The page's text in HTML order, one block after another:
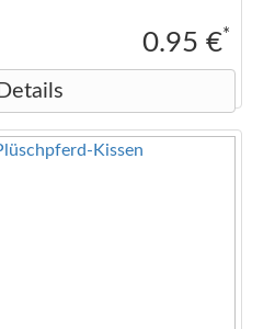
Speisesalz, Backtreibmittel:
0.95 €*
Details